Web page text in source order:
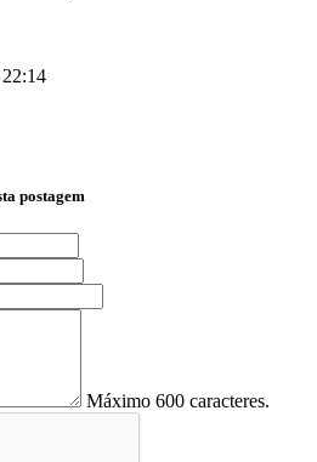
postagem
Máximo 600 caracteres.